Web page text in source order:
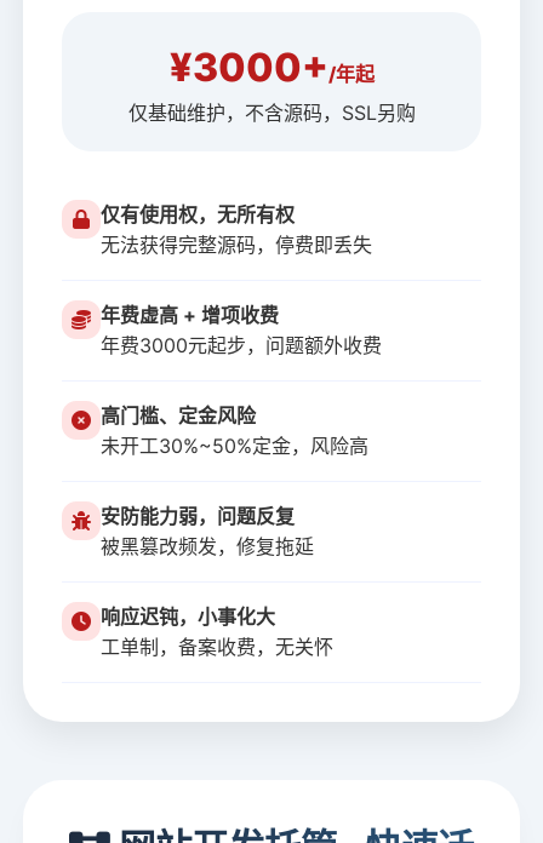
¥3000+/年起
仅基础维护，不含源码，SSL另购
仅有使用权，无所有权
无法获得完整源码，停费即丢失
年费虚高 + 增项收费
年费3000元起步，问题额外收费
高门槛、定金风险
未开工30%~50%定金，风险高
安防能力弱，问题反复
被黑篡改频发，修复拖延
响应迟钝，小事化大
工单制，备案收费，无关怀